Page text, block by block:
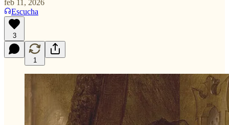
feb 11, 2026
Escucha
3
1